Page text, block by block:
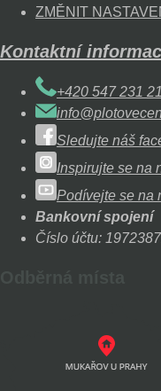
ZMĚNIT
Kontaktní
+420 547 231
Sledujte náš
Inspirujte se na
Podívejte se na
Bankovní spojení
Číslo účtu: